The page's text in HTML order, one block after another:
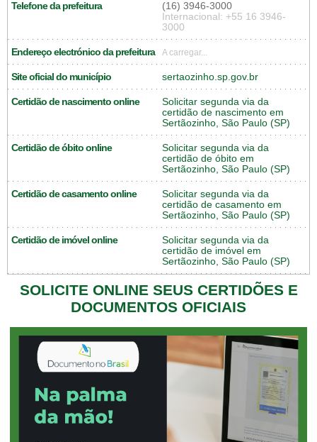
Telefone da prefeitura
(16) 3946-3000
Internacional: +55 16 3946-
3000
Endereço electrónico da prefeitura A carregar...
Site oficial do município sertaozinho.sp.gov.br
Certidão de nascimento online
Solicitar segunda via da
certidão de nascimento em
Sertãozinho, São Paulo (SP)
Certidão de óbito online
Solicitar segunda via da
certidão de óbito em
Sertãozinho, São Paulo (SP)
Certidão de casamento online
Solicitar segunda via da
certidão de casamento em
Sertãozinho, São Paulo (SP)
Certidão de imóvel online
Solicitar segunda via da
certidão de imóvel em
Sertãozinho, São Paulo (SP)
SOLICITE ONLINE SEUS CERTIDÕES E
DOCUMENTOS OFICIAIS